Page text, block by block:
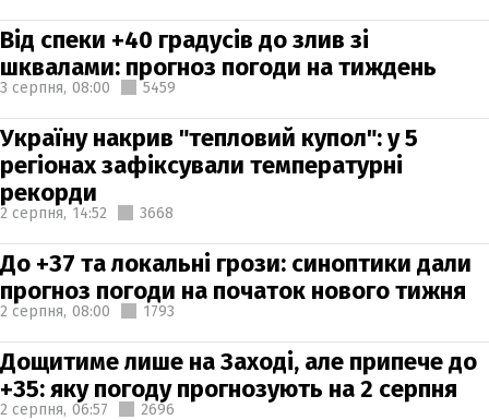
Від спеки +40 градусів до злив зі
шквалами: прогноз погоди на тиждень
3 серпня, 08:00 5459
Україну накрив "тепловий купол": у 5
регіонах зафіксували температурні
рекорди
2 серпня, 14:52 3668
До +37 та локальні грози: синоптики дали
прогноз погоди на початок нового тижня
2 серпня, 08:00 1793
Дощитиме лише на Заході, але припече до
+35: яку погоду прогнозують на 2 серпня
2 серпня, 06:57 2696